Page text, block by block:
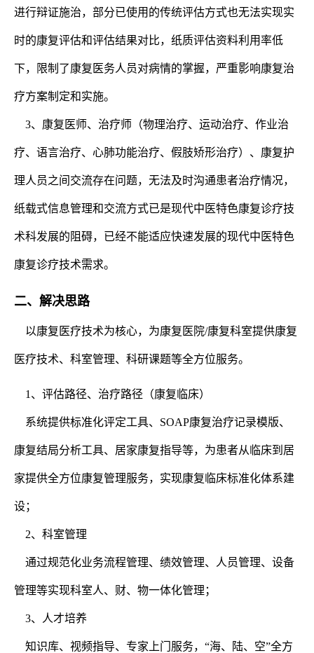
进行辩证施治，部分已使用的传统评估方式也无法实现实
时的康复评估和评估结果对比，纸质评估资料利用率低
下，限制了康复医务人员对病情的掌握，严重影响康复治
疗方案制定和实施。
3、康复医师、治疗师（物理治疗、运动治疗、作业治
疗、语言治疗、心肺功能治疗、假肢矫形治疗）、康复护
理人员之间交流存在问题，无法及时沟通患者治疗情况，
纸载式信息管理和交流方式已是现代中医特色康复诊疗技
术科发展的阻碍，已经不能适应快速发展的现代中医特色
康复诊疗技术需求。
二、解决思路
以康复医疗技术为核心，为康复医院/康复科室提供康复
医疗技术、科室管理、科研课题等全方位服务。
1、评估路径、治疗路径（康复临床）
系统提供标准化评定工具、SOAP康复治疗记录模版、
康复结局分析工具、居家康复指导等，为患者从临床到居
家提供全方位康复管理服务，实现康复临床标准化体系建
设；
2、科室管理
通过规范化业务流程管理、绩效管理、人员管理、设备
管理等实现科室人、财、物一体化管理；
3、人才培养
知识库、视频指导、专家上门服务，“海、陆、空”全方